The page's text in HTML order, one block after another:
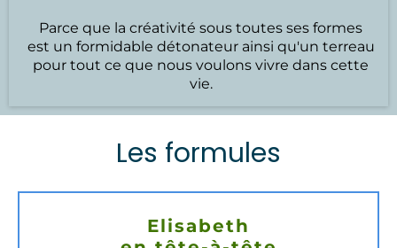
Parce que la créativité sous toutes ses formes
est un formidable détonateur ainsi qu'un terreau
pour tout ce que nous voulons vivre dans cette
vie.
Les formules
Elisabeth